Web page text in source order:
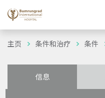
主页 条件和治疗 条件
信息